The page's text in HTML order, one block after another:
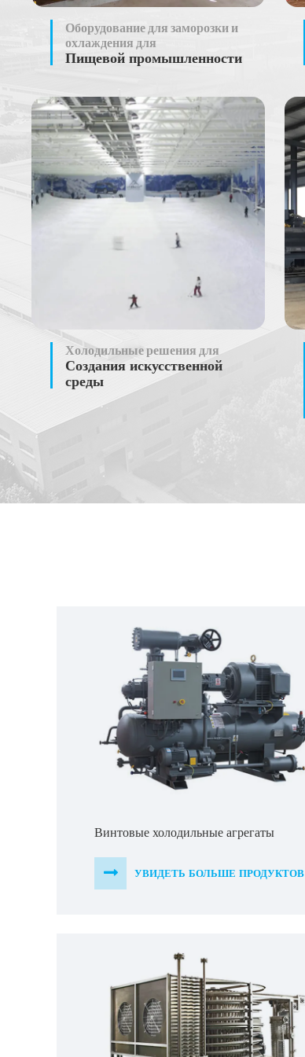
Оборудование для заморозки и
охлаждения для
Пищевой промышленности
Холодильные решения для
Создания искусственной
среды
Винтовые холодильные агрегаты
УВИДЕТЬ БОЛЬШЕ ПРОДУКТОВ